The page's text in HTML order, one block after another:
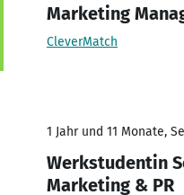
Marketing
CleverMatch
1 Jahr und 11 Monate,
Werkstudentin
Marketing & PR